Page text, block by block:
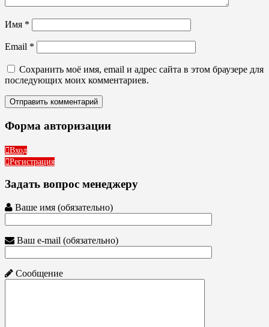
Имя *
Email *
Сохранить моё имя, email и адрес сайта в этом браузере для
последующих моих комментариев.
Форма авторизации
Вход
Регистрация
Задать вопрос менеджеру
Ваше имя (обязательно)
Ваш e-mail (обязательно)
Сообщение